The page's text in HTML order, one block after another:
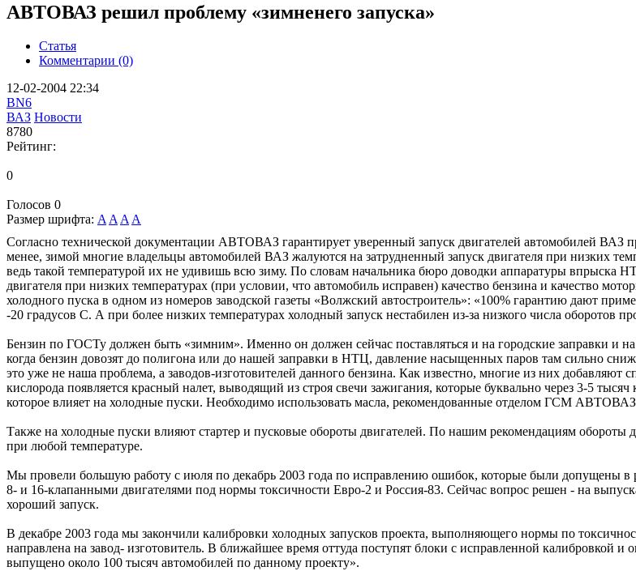
АВТОВАЗ решил проблему «зимненего запуска»
Статья
Комментарии (0)
12-02-2004 22:34
BN6
ВАЗ Новости
8780
Рейтинг:
0
Голосов 0
Размер шрифта: AAAA
Согласно технической документации АВТОВАЗ гарантирует уверенный запуск двигателей автомобилей ВАЗ
менее, зимой многие владельцы автомобилей ВАЗ жалуются на затрудненный запуск двигателя при низких
ведь такой температурой их не удивишь всю зиму. По словам начальника бюро доводки аппаратуры
двигателя при низких температурах (при условии, что автомобиль исправен) качество бензина и качество
холодного пуска в одном из номеров заводской газеты «Волжский автостроитель»: «100% гарантию дают
-20 градусов С. А при более низких температурах холодный запуск нестабилен из-за низкого числа оборотов
Бензин по ГОСТу должен быть «зимним». Именно он должен сейчас поставляться и на городские заправки и
когда бензин довозят до полигона или до нашей заправки в НТЦ, давление насыщенных паров там сильно
это уже не наша проблема, а заводов-изготовителей данного бензина. Как известно, многие из них
кислорода появляется красный налет, выводящий из строя свечи зажигания, которые буквально через 3-5
которое влияет на холодные пуски. Необходимо использовать масла, рекомендованные отделом ГСМ
Также на холодные пуски влияют стартер и пусковые обороты двигателей. По нашим рекомендациям обороты
при любой температуре.
Мы провели большую работу с июля по декабрь 2003 года по исправлению ошибок, которые были допущены в
8- и 16-клапанными двигателями под нормы токсичности Евро-2 и Россия-83. Сейчас вопрос решен - на
хороший запуск.
В декабре 2003 года мы закончили калибровки холодных запусков проекта, выполняющего нормы по
направлена на завод- изготовитель. В ближайшее время оттуда поступят блоки с исправленной
выпущено около 100 тысяч автомобилей по данному проекту».